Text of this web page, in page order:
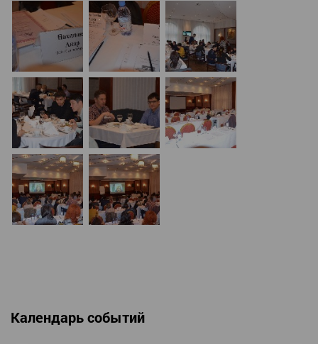
Календарь событий